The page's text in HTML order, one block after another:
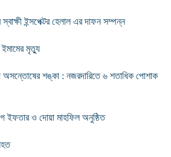
স্বাক্ষী ইন্সপেক্টর হেলাল এর দাফন সম্পন্ন
মৃত্যু
অসন্তোষের শঙ্কা : নজরদারিতে ৬ শতাধিক পোশাক
ইফতার ও দোয়া মাহফিল অনুষ্ঠিত